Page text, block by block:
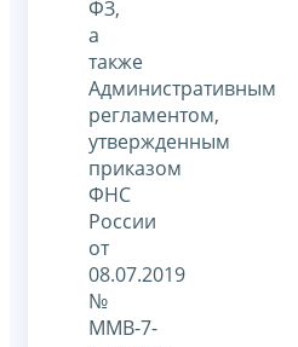
ФЗ,
а
также
Административным
регламентом,
утвержденным
приказом
ФНС
России
от
08.07.2019
№
ММВ-7-